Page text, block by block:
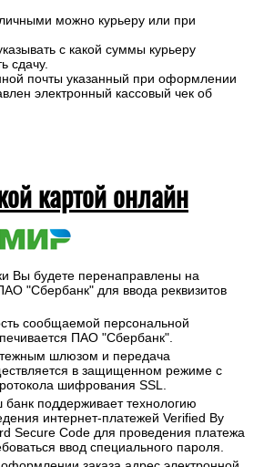
можно курьеру или при
с какой суммы курьеру
сдачу.
почты указанный при оформлении
электронный кассовый чек об
картой онлайн
Вы будете перенаправлены на
"Сбербанк" для ввода реквизитов
сообщаемой персональной
ПАО "Сбербанк".
шлюзом и передача
в защищенном режиме с
шифрования SSL.
поддерживает технологию
интернет-платежей Verified By
Secure Code для проведения платежа
ввод специального пароля.